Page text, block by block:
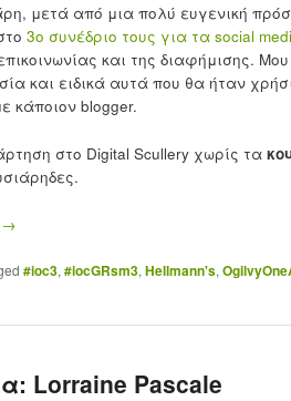
μετά από μια πολύ ευγενική
3ο συνέδριο τους για τα social
και της διαφήμισης.
και ειδικά αυτά που θα ήταν
κάποιον blogger.
στο Digital Scullery χωρίς τα
→
#ioc3, #iocGRsm3, Hellmann's,
Lorraine Pascale